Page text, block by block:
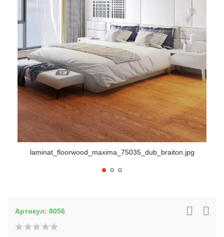
laminat_floorwood_maxima_75035_dub_braiton.jpg
Артикул: 8056